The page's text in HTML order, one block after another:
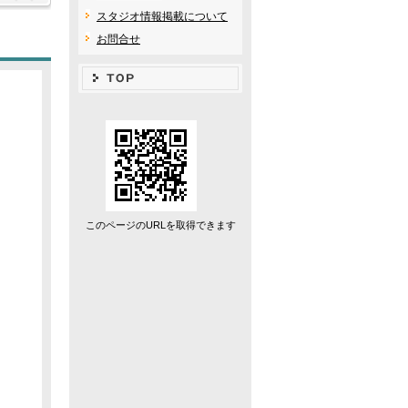
スタジオ情報掲載について
お問合せ
このページのURLを取得できます